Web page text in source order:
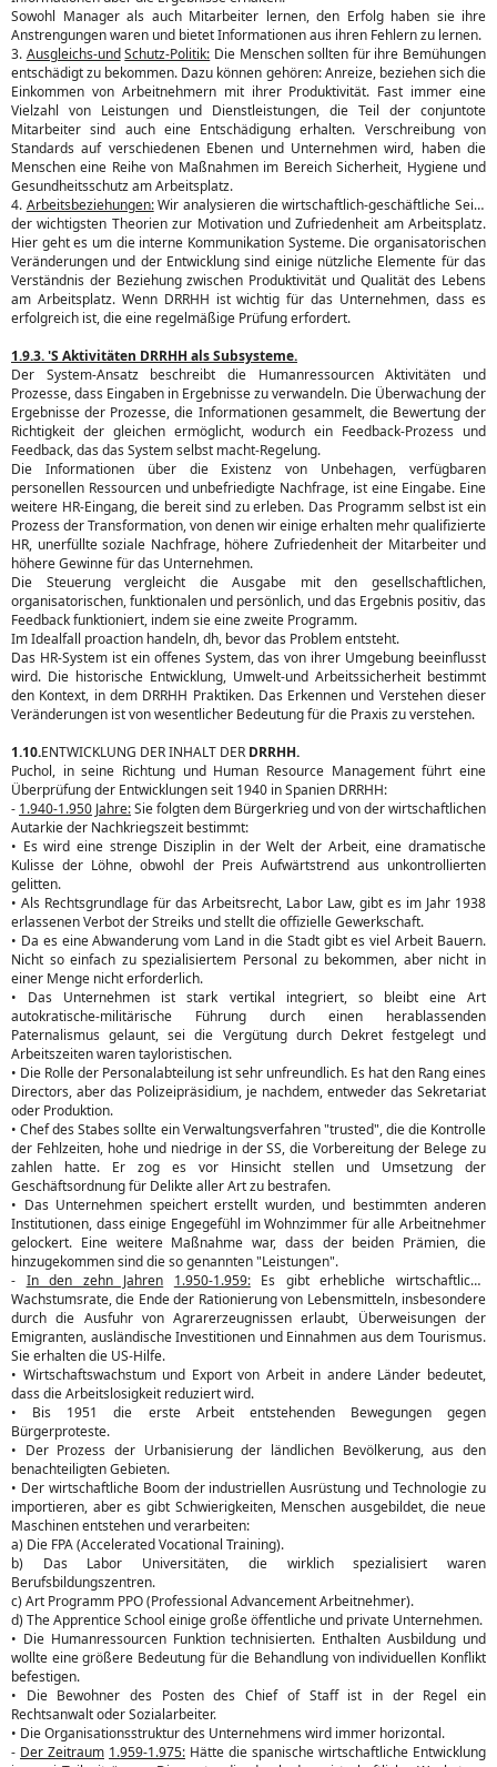
Sowohl Manager als auch Mitarbeiter lernen, den Erfolg haben sie ihre
Anstrengungen waren und bietet Informationen aus ihren Fehlern zu lernen.
3. Ausgleichs-und Schutz-Politik: Die Menschen sollten für ihre Bemühungen
entschädigt zu bekommen. Dazu können gehören: Anreize, beziehen sich die
Einkommen von Arbeitnehmern mit ihrer Produktivität. Fast immer eine
Vielzahl von Leistungen und Dienstleistungen, die Teil der conjuntote
Mitarbeiter sind auch eine Entschädigung erhalten. Verschreibung von
Standards auf verschiedenen Ebenen und Unternehmen wird, haben die
Menschen eine Reihe von Maßnahmen im Bereich Sicherheit, Hygiene und
Gesundheitsschutz am Arbeitsplatz.
4. Arbeitsbeziehungen:Wir analysieren die wirtschaftlich-geschäftliche Seite
der wichtigsten Theorien zur Motivation und Zufriedenheit am Arbeitsplatz.
Hier geht es um die interne Kommunikation Systeme. Die organisatorischen
Veränderungen und der Entwicklung sind einige nützliche Elemente für das
Verständnis der Beziehung zwischen Produktivität und Qualität des Lebens
am Arbeitsplatz. Wenn DRRHH ist wichtig für das Unternehmen, dass es
erfolgreich ist, die eine regelmäßige Prüfung erfordert.
1.9.3. 'S Aktivitäten DRRHH als Subsysteme.
Der System-Ansatz beschreibt die Humanressourcen Aktivitäten und
Prozesse, dass Eingaben in Ergebnisse zu verwandeln. Die Überwachung der
Ergebnisse der Prozesse, die Informationen gesammelt, die Bewertung der
Richtigkeit der gleichen ermöglicht, wodurch ein Feedback-Prozess und
Feedback, das das System selbst macht-Regelung.
Die Informationen über die Existenz von Unbehagen, verfügbaren
personellen Ressourcen und unbefriedigte Nachfrage, ist eine Eingabe. Eine
weitere HR-Eingang, die bereit sind zu erleben. Das Programm selbst ist ein
Prozess der Transformation, von denen wir einige erhalten mehr qualifizierte
HR, unerfüllte soziale Nachfrage, höhere Zufriedenheit der Mitarbeiter und
höhere Gewinne für das Unternehmen.
Die Steuerung vergleicht die Ausgabe mit den gesellschaftlichen,
organisatorischen, funktionalen und persönlich, und das Ergebnis positiv, das
Feedback funktioniert, indem sie eine zweite Programm.
Im Idealfall proaction handeln, dh, bevor das Problem entsteht.
Das HR-System ist ein offenes System, das von ihrer Umgebung beeinflusst
wird. Die historische Entwicklung, Umwelt-und Arbeitssicherheit bestimmt
den Kontext, in dem DRRHH Praktiken. Das Erkennen und Verstehen dieser
Veränderungen ist von wesentlicher Bedeutung für die Praxis zu verstehen.
1.10.ENTWICKLUNG DER INHALT DER DRRHH.
Puchol, in seine Richtung und Human Resource Management führt eine
Überprüfung der Entwicklungen seit 1940 in Spanien DRRHH:
- 1.940-1.950 Jahre:Sie folgten dem Bürgerkrieg und von der wirtschaftlichen
Autarkie der Nachkriegszeit bestimmt:
• Es wird eine strenge Disziplin in der Welt der Arbeit, eine dramatische
Kulisse der Löhne, obwohl der Preis Aufwärtstrend aus unkontrollierten
gelitten.
• Als Rechtsgrundlage für das Arbeitsrecht, Labor Law, gibt es im Jahr 1938
erlassenen Verbot der Streiks und stellt die offizielle Gewerkschaft.
• Da es eine Abwanderung vom Land in die Stadt gibt es viel Arbeit Bauern.
Nicht so einfach zu spezialisiertem Personal zu bekommen, aber nicht in
einer Menge nicht erforderlich.
• Das Unternehmen ist stark vertikal integriert, so bleibt eine Art
autokratische-militärische Führung durch einen herablassenden
Paternalismus gelaunt, sei die Vergütung durch Dekret festgelegt und
Arbeitszeiten waren tayloristischen.
• Die Rolle der Personalabteilung ist sehr unfreundlich. Es hat den Rang eines
Directors, aber das Polizeipräsidium, je nachdem, entweder das Sekretariat
oder Produktion.
• Chef des Stabes sollte ein Verwaltungsverfahren "trusted", die die Kontrolle
der Fehlzeiten, hohe und niedrige in der SS, die Vorbereitung der Belege zu
zahlen hatte. Er zog es vor Hinsicht stellen und Umsetzung der
Geschäftsordnung für Delikte aller Art zu bestrafen.
• Das Unternehmen speichert erstellt wurden, und bestimmten anderen
Institutionen, dass einige Engegefühl im Wohnzimmer für alle Arbeitnehmer
gelockert. Eine weitere Maßnahme war, dass der beiden Prämien, die
hinzugekommen sind die so genannten "Leistungen".
- In den zehn Jahren 1.950-1.959:Es gibt erhebliche wirtschaftliche
Wachstumsrate, die Ende der Rationierung von Lebensmitteln, insbesondere
durch die Ausfuhr von Agrarerzeugnissen erlaubt, Überweisungen der
Emigranten, ausländische Investitionen und Einnahmen aus dem Tourismus.
Sie erhalten die US-Hilfe.
• Wirtschaftswachstum und Export von Arbeit in andere Länder bedeutet,
dass die Arbeitslosigkeit reduziert wird.
• Bis 1951 die erste Arbeit entstehenden Bewegungen gegen
Bürgerproteste.
• Der Prozess der Urbanisierung der ländlichen Bevölkerung, aus den
benachteiligten Gebieten.
• Der wirtschaftliche Boom der industriellen Ausrüstung und Technologie zu
importieren, aber es gibt Schwierigkeiten, Menschen ausgebildet, die neue
Maschinen entstehen und verarbeiten:
a) Die FPA (Accelerated Vocational Training).
b) Das Labor Universitäten, die wirklich spezialisiert waren
Berufsbildungszentren.
c) Art Programm PPO (Professional Advancement Arbeitnehmer).
d) The Apprentice School einige große öffentliche und private Unternehmen.
• Die Humanressourcen Funktion technisierten. Enthalten Ausbildung und
wollte eine größere Bedeutung für die Behandlung von individuellen Konflikt
befestigen.
• Die Bewohner des Posten des Chief of Staff ist in der Regel ein
Rechtsanwalt oder Sozialarbeiter.
• Die Organisationsstruktur des Unternehmens wird immer horizontal.
- Der Zeitraum 1.959-1.975: Hätte die spanische wirtschaftliche Entwicklung